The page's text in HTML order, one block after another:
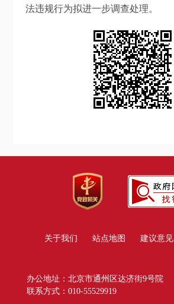
法违规行为拟进一步调查处理。
关于我们 站点地图 建议意见
办公地址：北京市通州区达济街9号院
联系方式：010-55529919